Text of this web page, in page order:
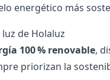
energético más
de Holaluz
100 % renovable,
priorizan la